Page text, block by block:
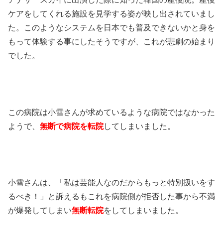
ケアをしてくれる施設を見学する姿が映し出されていまし
た。このようなシステムを日本でも普及できないかと身を
もって体験する事にしたそうですが、これが悲劇の始まり
でした。
この病院は小雪さんが求めているような病院ではなかった
ようで、 無断で病院を転院してしまいました。
小雪さんは、「私は芸能人なのだからもっと特別扱いをす
るべき！」と訴えるもこれを病院側が拒否した事から不満
が爆発してしまい無断転院をしてしまいました。